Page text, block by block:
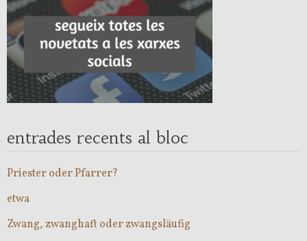
entrades recents al bloc
Priester oder Pfarrer?
etwa
Zwang, zwanghaft oder zwangsläufig